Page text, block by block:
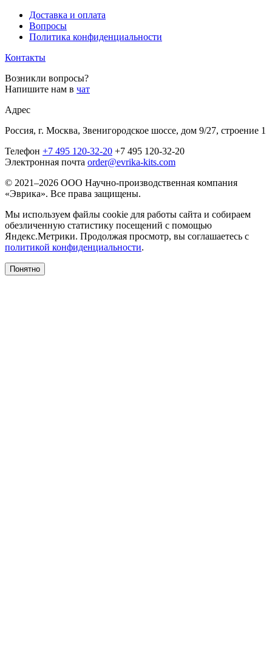
Доставка и оплата
Вопросы
Политика конфиденциальности
Контакты
Возникли вопросы?
Напишите нам в чат
Адрес
Россия, г. Москва, Звенигородское шоссе, дом 9/27, строение 1
Телефон +7 495 120-32-20 +7 495 120-32-20
Электронная почта order@evrika-kits.com
© 2021–2026 ООО Научно-производственная компания
«Эврика». Все права защищены.
Мы используем файлы cookie для работы сайта и собираем
обезличенную статистику посещений с помощью
Яндекс.Метрики. Продолжая просмотр, вы соглашаетесь с
политикой конфиденциальности.
Понятно